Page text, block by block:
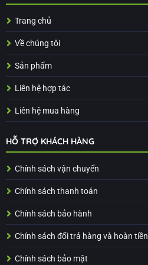
Trang chủ
Về chúng tôi
Sản phẩm
Liên hệ hợp tác
Liên hệ mua hàng
HỖ TRỢ KHÁCH HÀNG
Chính sách vận chuyển
Chính sách thanh toán
Chính sách bảo hành
Chính sách đổi trả hàng và hoàn tiền
Chính sách bảo mật